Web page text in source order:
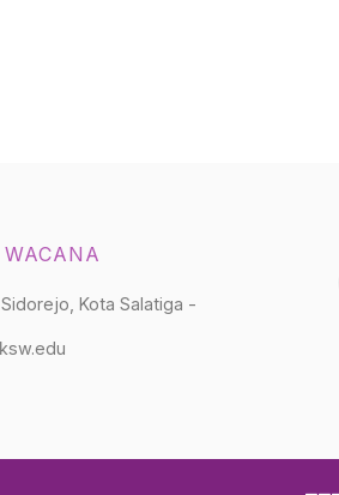
Kota Salatiga -